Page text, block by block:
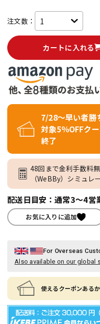
注文数：
カートに入れる
7/28～早い者勝
対象5％OFFク
終了
48回まで金利手数料
（WeBBy）シミュレ
配送日目安：通常3～4営
お気に入りに追加
For Overseas
Also available on our global
使えるクーポンある